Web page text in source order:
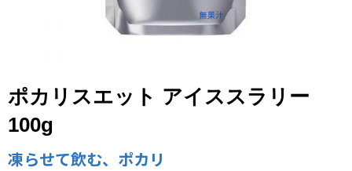
ポカリスエット アイススラリー
100g
凍らせて飲む、ポカリ